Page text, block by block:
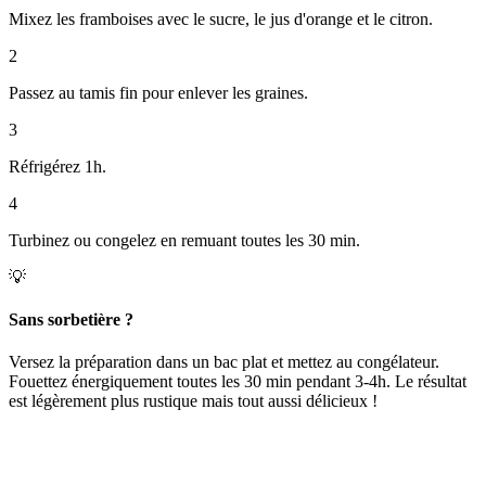
Mixez les framboises avec le sucre, le jus d'orange et le citron.
2
Passez au tamis fin pour enlever les graines.
3
Réfrigérez 1h.
4
Turbinez ou congelez en remuant toutes les 30 min.
💡
Sans sorbetière ?
Versez la préparation dans un bac plat et mettez au congélateur.
Fouettez énergiquement toutes les 30 min pendant 3-4h. Le résultat
est légèrement plus rustique mais tout aussi délicieux !